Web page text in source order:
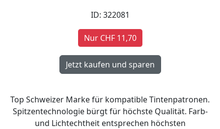
ID: 322081
Nur CHF 11,70
Top Schweizer Marke für kompatible Tintenpatronen.
Spitzentechnologie bürgt für höchste Qualität. Farb-
und Lichtechtheit entsprechen höchsten